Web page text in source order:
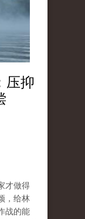
压抑
才做得
，给林
战的能